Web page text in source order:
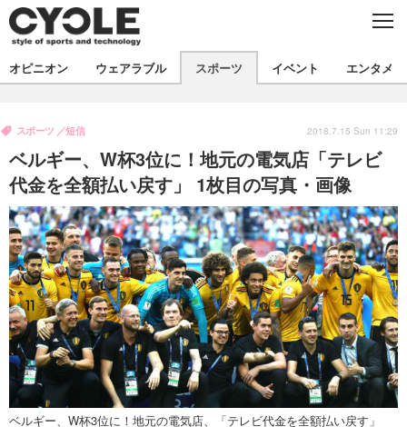
C
E
製品/用品
衣類
飲食
バックナンバー
コラム
インプレ
ボイス
デバイス
ビジネス
国内
海外
スポーツ
短信
まとめ
選手
写真
動画
イベント
試乗会
スポーツ
ツアー
文化
エンタメ
芸能
出版／映画
話題
ファッション
デザイン
写真
動画
ライフ
社会
政治
ハウツー
オピニオン ウェアラブル スポーツ イベント エンタメ
ベルギー、W杯3位に！地元の電気店「テレビ
代金を全額払い戻す」 1枚目の写真・画像
スポーツ 短信 2018.7.15 Sun 11:29
ベルギー、W杯3位に！地元の電気店、「テレビ代金を全額払い戻す」